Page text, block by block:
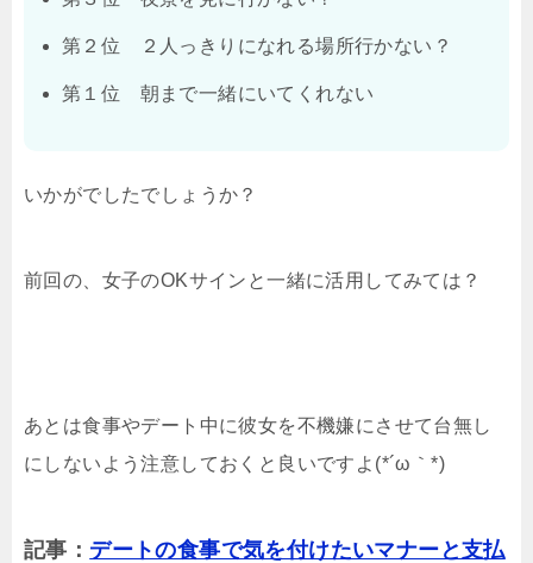
第２位 ２人っきりになれる場所行かない？
第１位 朝まで一緒にいてくれない
いかがでしたでしょうか？
前回の、女子のOKサインと一緒に活用してみては？
あとは食事やデート中に彼女を不機嫌にさせて台無し
にしないよう注意しておくと良いですよ(*´ω｀*)
記事： デートの食事で気を付けたいマナーと支払